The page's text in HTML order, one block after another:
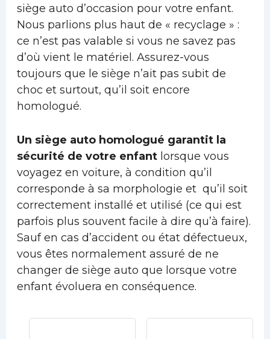
siège auto d’occasion pour votre enfant.
Nous parlions plus haut de « recyclage » :
ce n’est pas valable si vous ne savez pas
d’où vient le matériel. Assurez-vous
toujours que le siège n’ait pas subit de
choc et surtout, qu’il soit encore
homologué.
Un siège auto homologué garantit la
sécurité de votre enfantlorsque vous
voyagez en voiture, à condition qu’il
corresponde à sa morphologie et qu’il soit
correctement installé et utilisé (ce qui est
parfois plus souvent facile à dire qu’à faire).
Sauf en cas d’accident ou état défectueux,
vous êtes normalement assuré de ne
changer de siège auto que lorsque votre
enfant évoluera en conséquence.